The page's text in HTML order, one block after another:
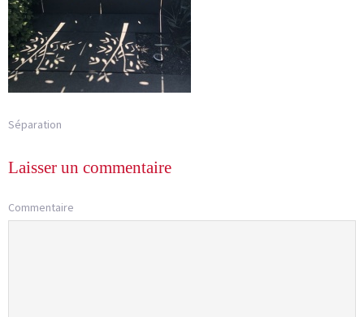
Séparation
Laisser un commentaire
Commentaire